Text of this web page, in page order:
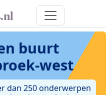
buurt
west
dan 250 onderwerpen